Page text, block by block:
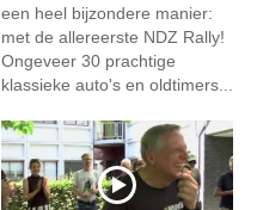
een heel bijzondere manier:
met de allereerste NDZ Rally!
Ongeveer 30 prachtige
klassieke auto's en oldtimers...